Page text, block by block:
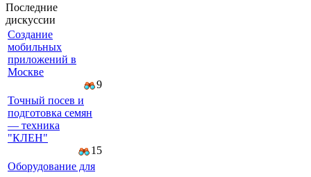
Последние
дискуссии
Создание
мобильных
приложений в
Москве
9
Точный посев и
подготовка семян
— техника
"КЛЕН"
15
Оборудование для